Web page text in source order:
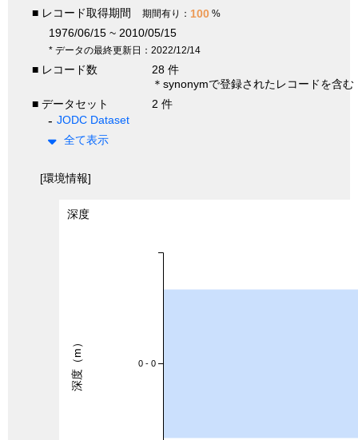
■ レコード取得期間 期間有り： 100 %
1976/06/15 ~ 2010/05/15
* データの最終更新日：2022/12/14
■ レコード数
28 件
＊synonymで登録されたレコードを含む
■ データセット
2 件
JODC Dataset
全て表示
[環境情報]
深度
0 - 0
深度（m）